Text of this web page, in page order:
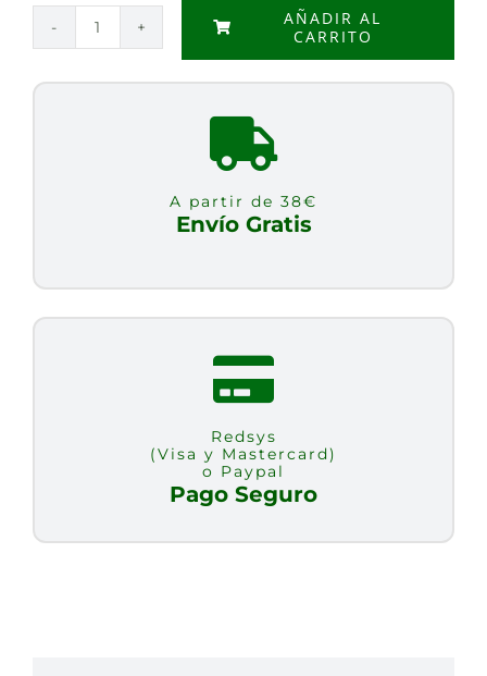
FITOPAT
AÑADIR AL
CARRITO
A partir de 38€
Envío Gratis
Redsys
(Visa y Mastercard)
o Paypal
Pago Seguro